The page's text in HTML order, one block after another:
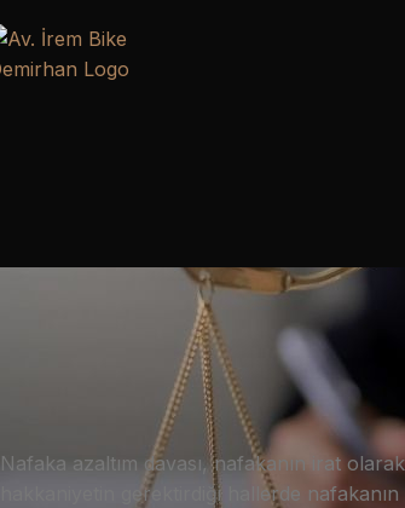
Nafaka azaltım davası, nafakanın irat
hakkaniyetin gerektirdiği hallerde